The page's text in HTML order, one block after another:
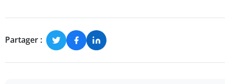
Partager :